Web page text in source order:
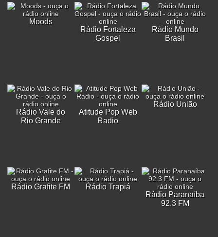
Moods
Rádio Fortaleza
Gospel
Rádio Mundo
Brasil
Rádio Vale do
Rio Grande
Atitude Pop Web
Radio
Rádio União
Rádio Grafite FM
Rádio Trapiá
Rádio Paranaíba
92.3 FM